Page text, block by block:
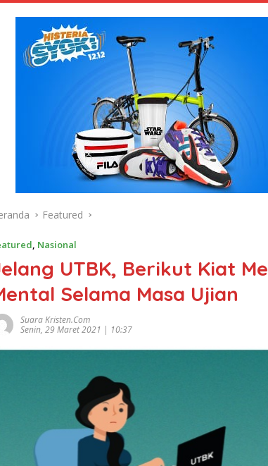
Featured
, Nasional
UTBK, Berikut Kiat
Selama Masa Ujian
Suara Kristen.com
Senin, 29 Maret 2021 | 10:37